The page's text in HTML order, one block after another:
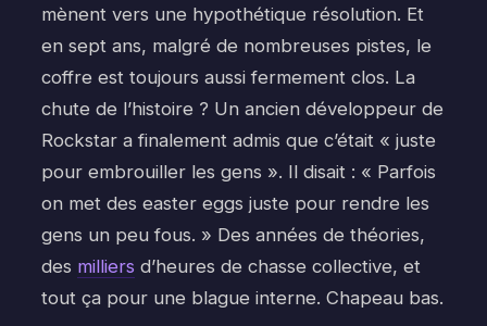
mènent vers une hypothétique résolution. Et
en sept ans, malgré de nombreuses pistes, le
coffre est toujours aussi fermement clos. La
chute de l’histoire ? Un ancien développeur de
Rockstar a finalement admis que c’était « juste
pour embrouiller les gens ». Il disait : « Parfois
on met des easter eggs juste pour rendre les
gens un peu fous. » Des années de théories,
des milliers d’heures de chasse collective, et
tout ça pour une blague interne. Chapeau bas.